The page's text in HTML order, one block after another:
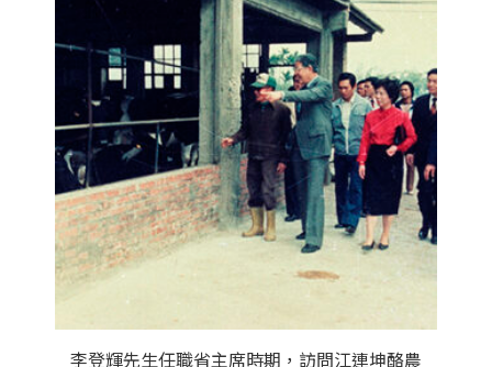
李登輝先生任職省主席時期，訪問江連坤酪農